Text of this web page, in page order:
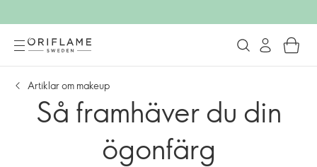
Artiklar om makeup
Så framhäver du din
ögonfärg